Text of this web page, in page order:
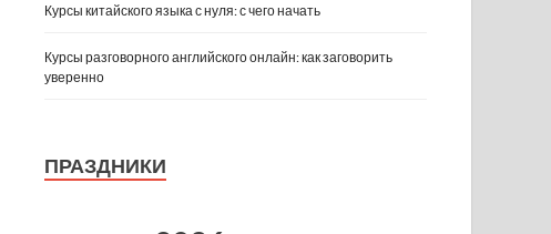
Курсы китайского языка с нуля: с чего начать
Курсы разговорного английского онлайн: как заговорить
уверенно
ПРАЗДНИКИ